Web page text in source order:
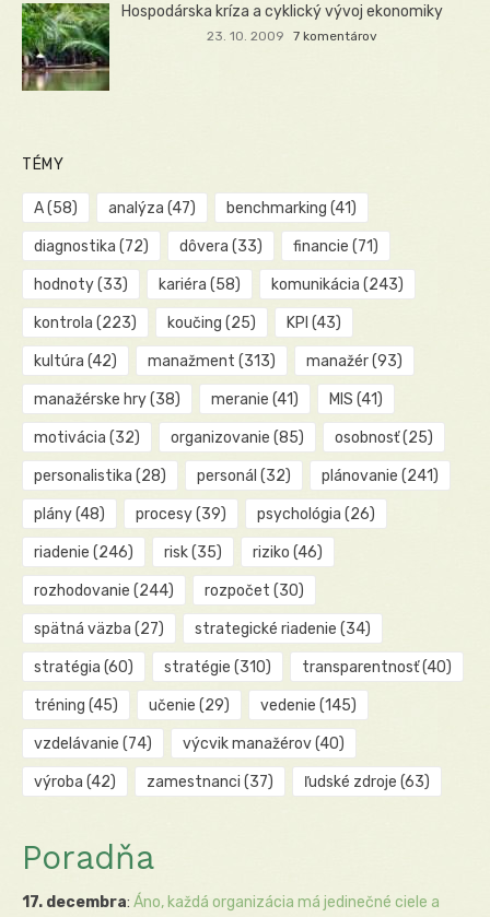
Hospodárska kríza a cyklický vývoj ekonomiky
23. 10. 2009 7 komentárov
TÉMY
A(58) analýza (47) benchmarking (41)
diagnostika (72) dôvera (33) financie (71)
hodnoty(33) kariéra (58) komunikácia (243)
kontrola (223) koučing (25) KPI (43)
kultúra (42) manažment (313) manažér(93)
manažérske hry(38) meranie (41) MIS (41)
motivácia (32) organizovanie (85) osobnosť(25)
personalistika (28) personál (32) plánovanie (241)
plány(48) procesy(39) psychológia (26)
riadenie (246) risk(35) riziko (46)
rozhodovanie (244) rozpočet (30)
spätná väzba (27) strategické riadenie (34)
stratégia (60) stratégie (310) transparentnosť(40)
tréning (45) učenie (29) vedenie (145)
vzdelávanie (74) výcvik manažérov(40)
výroba (42) zamestnanci (37) ľudské zdroje (63)
Poradňa
17. decembra: Áno, každá organizácia má jedinečné ciele a